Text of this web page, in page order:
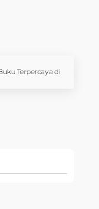
Terpercaya di